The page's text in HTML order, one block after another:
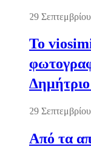
29
Το
29
Από τα